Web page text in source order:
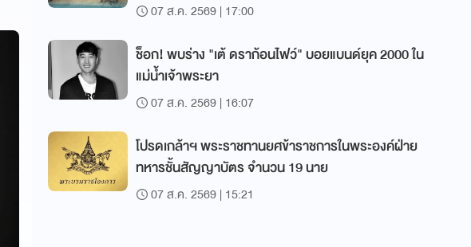
07 ส.ค. 2569 | 17:00
ช็อก! พบร่าง "เต้ ดราก้อนไฟว์" บอยแบนด์ยุค 2000 ใน
แม่น้ำเจ้าพระยา
07 ส.ค. 2569 | 16:07
โปรดเกล้าฯ พระราชทานยศข้าราชการในพระองค์ฝ่าย
ทหารชั้นสัญญาบัตร จำนวน 19 นาย
07 ส.ค. 2569 | 15:21